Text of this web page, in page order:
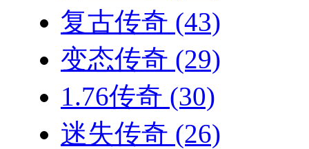
复古传奇 (43)
变态传奇 (29)
1.76传奇 (30)
迷失传奇 (26)